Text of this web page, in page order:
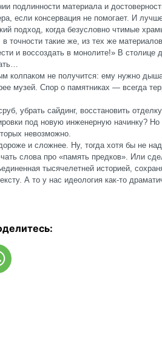
подлинности материала и
если консервация не помогает. И
подход, когда безусловно чтимые
точности такие же, из тех же
и воссоздать в монолите!» В столице
колпаком не получится: ему нужно
музей. Спор о памятниках — всегда
убрать сайдинг, восстановить
под новую инженерную начинку?
невозможно.
и сложнее. Ну, тогда хотя бы не
слова про «память предков». Или
тысячелетней историей,
А то у нас идеология как-то